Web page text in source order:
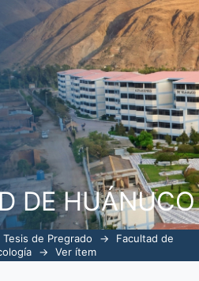
DE HUÁNUCO
y factores
de la
Tesis de Pregrado →
Facultad de
→ Ver ítem